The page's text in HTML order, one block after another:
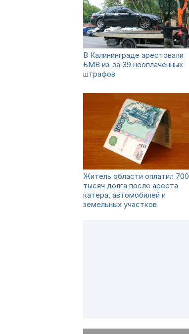
В Калининграде арестовали
БМВ из-за 39 неоплаченных
штрафов
Житель области оплатил 700
тысяч долга после ареста
катера, автомобилей и
земельных участков